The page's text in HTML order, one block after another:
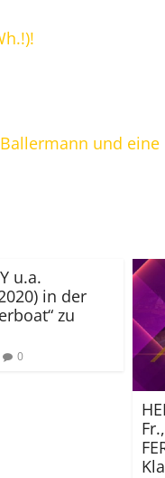
und
u.a.
in der
zu
0